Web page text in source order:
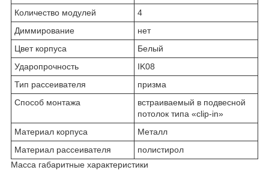
Количество модулей
4
Диммирование
нет
Цвет корпуса
Белый
Ударопрочность
IK08
Тип рассеивателя
призма
Способ монтажа
встраиваемый в подвесной
потолок типа «clip-in»
Материал корпуса
Металл
Материал рассеивателя
полистирол
Масса габаритные характеристики